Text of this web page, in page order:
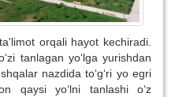
orqali hayot kechiradi.
tanlagan yo‘lga yurishdan
nazdida to‘g‘ri yo egri
qaysi yo‘lni tanlashi o‘z